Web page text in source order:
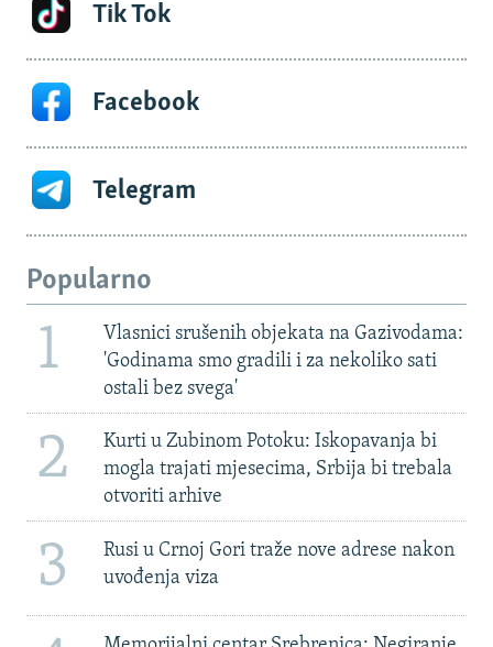
Tik Tok
Facebook
Telegram
Popularno
1
Vlasnici srušenih objekata na Gazivodama:
'Godinama smo gradili i za nekoliko sati
ostali bez svega'
2
Kurti u Zubinom Potoku: Iskopavanja bi
mogla trajati mjesecima, Srbija bi trebala
otvoriti arhive
3
Rusi u Crnoj Gori traže nove adrese nakon
uvođenja viza